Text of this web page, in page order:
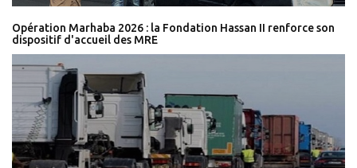
Opération Marhaba 2026 : la Fondation Hassan II renforce son
dispositif d'accueil des MRE